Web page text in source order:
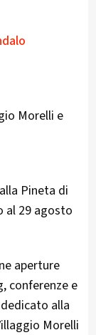
Morelli e
Pineta di
al 29 agosto
aperture
conferenze e
alla
Morelli